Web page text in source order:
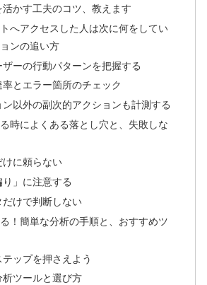
活かす工夫のコツ、教えます
へアクセスした人は次に何をしてい
ンの追い方
ーの行動パターンを把握する
とエラー箇所のチェック
ン以外の副次的アクションも計測する
時によくある落とし穴と、失敗しな
に頼らない
」に注意する
けで判断しない
！簡単な分析の手順と、おすすめツ
ップを押さえよう
析ツールと選び方